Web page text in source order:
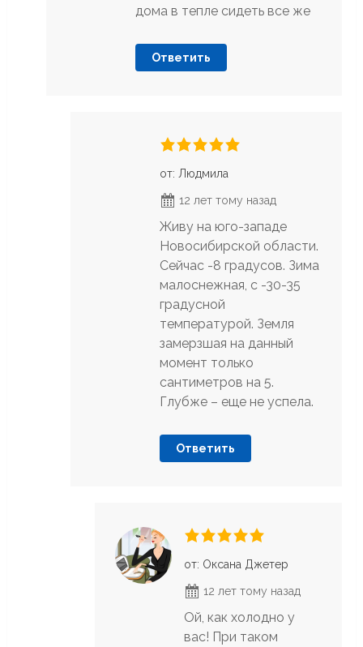
дома в тепле сидеть все же
Ответить
от: Людмила
12 лет тому назад
Живу на юго-западе
Новосибирской области.
Сейчас -8 градусов. Зима
малоснежная, с -30-35
градусной
температурой. Земля
замерзшая на данный
момент только
сантиметров на 5.
Глубже – еще не успела.
Ответить
от: Оксана Джетер
12 лет тому назад
Ой, как холодно у
вас! При таком